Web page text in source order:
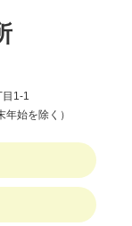
1-1
始を除く）